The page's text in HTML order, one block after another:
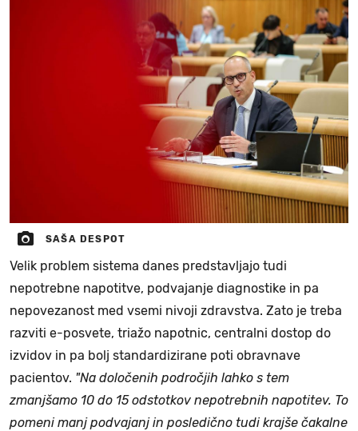
SAŠA DESPOT
Velik problem sistema danes predstavljajo tudi
nepotrebne napotitve, podvajanje diagnostike in pa
nepovezanost med vsemi nivoji zdravstva. Zato je treba
razviti e-posvete, triažo napotnic, centralni dostop do
izvidov in pa bolj standardizirane poti obravnave
pacientov. "Na določenih področjih lahko s tem
zmanjšamo 10 do 15 odstotkov nepotrebnih napotitev. To
pomeni manj podvajanj in posledično tudi krajše čakalne